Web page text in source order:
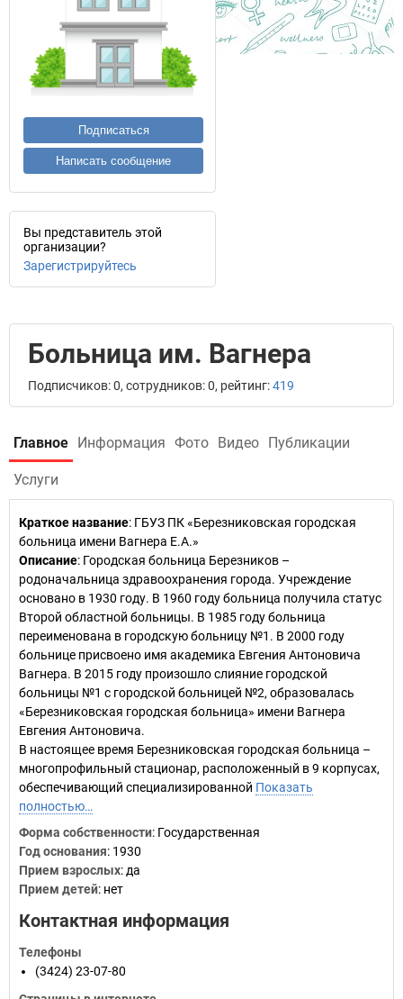
Подписаться
Написать сообщение
Вы представитель этой
организации?
Зарегистрируйтесь
Больница им. Вагнера
Подписчиков: 0, сотрудников: 0, рейтинг:419
Главное Информация Фото Видео Публикации
Услуги
Краткое название: ГБУЗ ПК «Березниковская городская
больница имени Вагнера Е.А.»
Описание: Городская больница Березников –
родоначальница здравоохранения города. Учреждение
основано в 1930 году. В 1960 году больница получила статус
Второй областной больницы. В 1985 году больница
переименована в городскую больницу №1. В 2000 году
больнице присвоено имя академика Евгения Антоновича
Вагнера. В 2015 году произошло слияние городской
больницы №1 с городской больницей №2, образовалась
«Березниковская городская больница» имени Вагнера
Евгения Антоновича.
В настоящее время Березниковская городская больница –
многопрофильный стационар, расположенный в 9 корпусах,
обеспечивающий специализированной Показать
полностью…
Форма собственности: Государственная
Год основания: 1930
Прием взрослых: да
Прием детей: нет
Контактная информация
Телефоны
(3424) 23-07-80